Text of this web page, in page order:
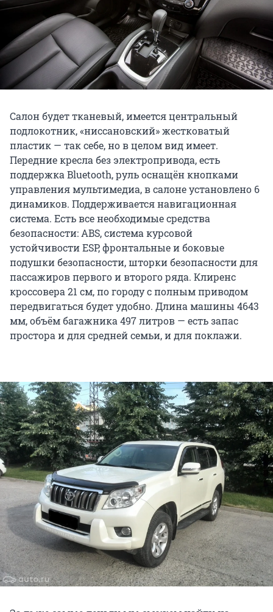
Салон будет тканевый, имеется центральный
подлокотник, «ниссановский» жестковатый
пластик — так себе, но в целом вид имеет.
Передние кресла без электропривода, есть
поддержка Bluetooth, руль оснащён кнопками
управления мультимедиа, в салоне установлено 6
динамиков. Поддерживается навигационная
система. Есть все необходимые средства
безопасности: ABS, система курсовой
устойчивости ESP, фронтальные и боковые
подушки безопасности, шторки безопасности для
пассажиров первого и второго ряда. Клиренс
кроссовера 21 см, по городу с полным приводом
передвигаться будет удобно. Длина машины 4643
мм, объём багажника 497 литров — есть запас
простора и для средней семьи, и для поклажи.